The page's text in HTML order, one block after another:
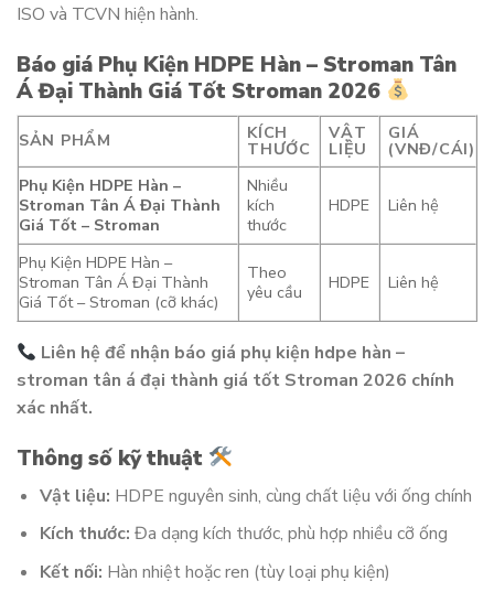
ISO và TCVN hiện hành.
Báo giá Phụ Kiện HDPE Hàn – Stroman Tân
Á Đại Thành Giá Tốt Stroman 2026
SẢN PHẨM KÍCH
THƯỚC
VẬT
LIỆU
GIÁ
(VNĐ/CÁI)
Phụ Kiện HDPE Hàn –
Stroman Tân Á Đại Thành
Giá Tốt – Stroman
Nhiều
kích
thước
HDPE Liên hệ
Phụ Kiện HDPE Hàn –
Stroman Tân Á Đại Thành
Giá Tốt – Stroman (cỡ khác)
Theo
yêu cầu
HDPE Liên hệ
Liên hệ để nhận báo giá phụ kiện hdpe hàn –
stroman tân á đại thành giá tốt Stroman 2026 chính
xác nhất.
Thông số kỹ thuật
Vật liệu: HDPE nguyên sinh, cùng chất liệu với ống chính
Kích thước: Đa dạng kích thước, phù hợp nhiều cỡ ống
Kết nối: Hàn nhiệt hoặc ren (tùy loại phụ kiện)